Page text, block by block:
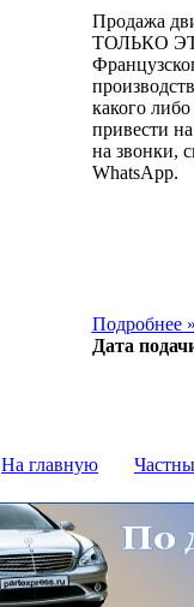
Продажа
ТОЛЬКО
какого
привести
на звонки,
WhatsApp.
Подробнее »
Дата
На главную